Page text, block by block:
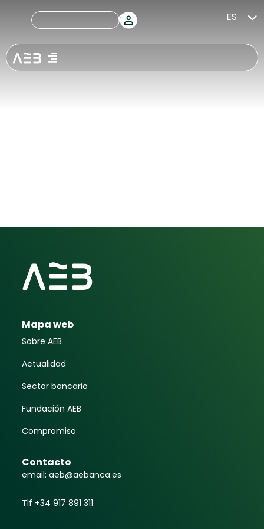
ES
Empleados de
banca acercan
la educación
Mapa web
Sobre AEB
Actualidad
Sector bancario
Fundación AEB
Compromiso
Contacto
email: aeb@aebanca.es
Tlf +34 917 891 311